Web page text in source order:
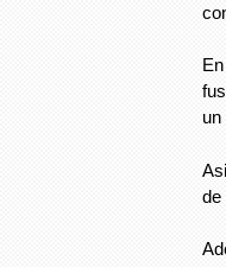
de